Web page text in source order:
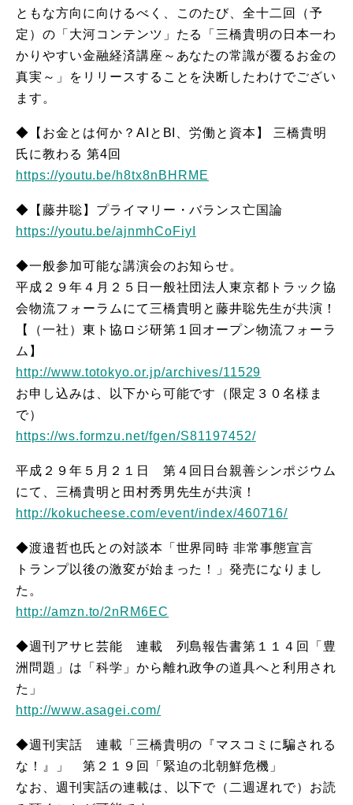
ともな方向に向けるべく、このたび、全十二回（予
定）の「大河コンテンツ」たる「三橋貴明の日本一わ
かりやすい金融経済講座～あなたの常識が覆るお金の
真実～」をリリースすることを決断したわけでござい
ます。
◆【お金とは何か？AIとBI、労働と資本】 三橋貴明
氏に教わる 第4回
https://youtu.be/h8tx8nBHRME
◆【藤井聡】プライマリー・バランス亡国論
https://youtu.be/ajnmhCoFiyI
◆一般参加可能な講演会のお知らせ。
平成２９年４月２５日一般社団法人東京都トラック協
会物流フォーラムにて三橋貴明と藤井聡先生が共演！
【（一社）東ト協ロジ研第１回オープン物流フォーラ
ム】
http://www.totokyo.or.jp/archives/11529
お申し込みは、以下から可能です（限定３０名様ま
で）
https://ws.formzu.net/fgen/S81197452/
平成２９年５月２１日 第４回日台親善シンポジウム
にて、三橋貴明と田村秀男先生が共演！
http://kokucheese.com/event/index/460716/
◆渡邉哲也氏との対談本「世界同時 非常事態宣言
トランプ以後の激変が始まった！」発売になりまし
た。
http://amzn.to/2nRM6EC
◆週刊アサヒ芸能 連載 列島報告書第１１４回「豊
洲問題」は「科学」から離れ政争の道具へと利用され
た」
http://www.asagei.com/
◆週刊実話 連載「三橋貴明の『マスコミに騙される
な！』」 第２１９回「緊迫の北朝鮮危機」
なお、週刊実話の連載は、以下で（二週遅れで）お読